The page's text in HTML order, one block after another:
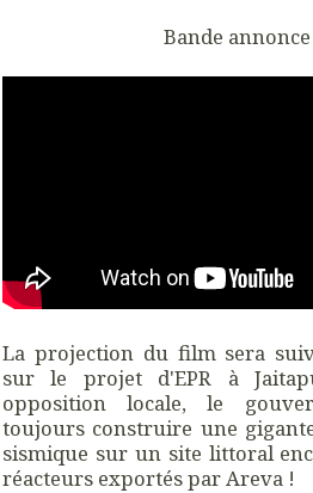
Bande
La projection du film sera
sur le projet d'EPR à
opposition locale, le
toujours construire une
sismique sur un site littoral
réacteurs exportés par Areva !